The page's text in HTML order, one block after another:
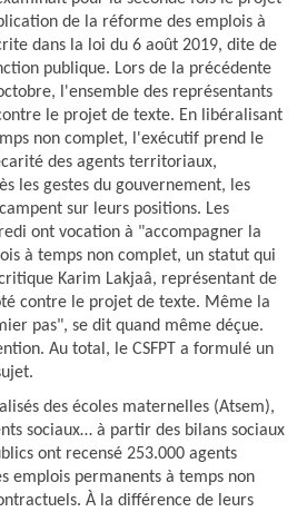
de la réforme des emplois à
dans la loi du 6 août 2019, dite de
publique. Lors de la précédente
, l'ensemble des représentants
le projet de texte. En libéralisant
non complet, l'exécutif prend le
des agents territoriaux,
les gestes du gouvernement, les
sur leurs positions. Les
ont vocation à "accompagner la
à temps non complet, un statut qui
Karim Lakjaâ, représentant de
contre le projet de texte. Même la
pas", se dit quand même déçue.
Au total, le CSFPT a formulé un
des écoles maternelles (Atsem),
sociaux… à partir des bilans sociaux
ont recensé 253.000 agents
emplois permanents à temps non
À la différence de leurs